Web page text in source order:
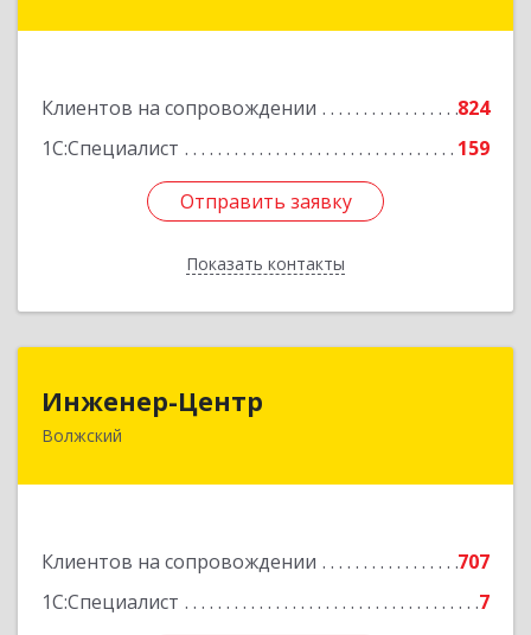
Клиентов на сопровождении
824
1С:Специалист
159
Отправить заявку
Показать контакты
Отправить заявку
Назад
Инженер-Центр
Волжский
Клиентов на сопровождении
707
1С:Специалист
7
404120, Волгоградская обл, Волжский г, им